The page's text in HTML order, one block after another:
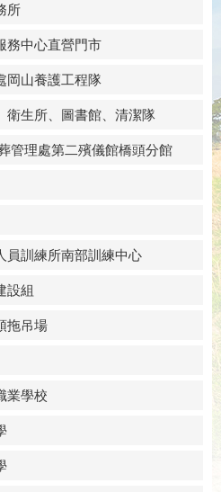
所
務中心直營門市
岡山養護工程隊
衛生所、圖書館、清潔隊
管理處第二殯儀館橋頭分館
員訓練所南部訓練中心
設組
拖吊場
業學校